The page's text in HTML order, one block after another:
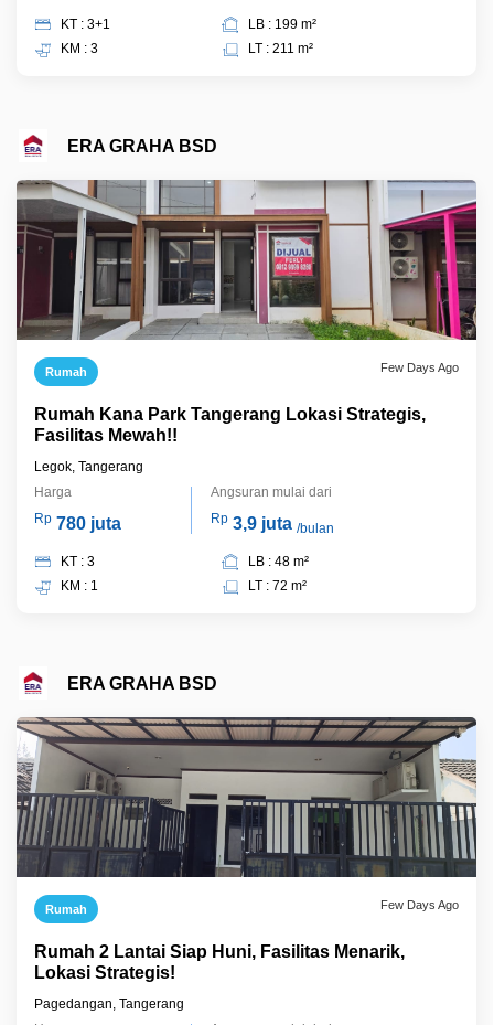
KT : 3+1
KM : 3
LB : 199 m²
LT : 211 m²
ERA GRAHA BSD
Rumah Few Days Ago
Rumah Kana Park Tangerang Lokasi Strategis,
Fasilitas Mewah!!
Legok, Tangerang
Harga
Rp 780 juta
Angsuran mulai dari
Rp 3,9 juta /bulan
KT : 3
KM : 1
LB : 48 m²
LT : 72 m²
ERA GRAHA BSD
Rumah Few Days Ago
Rumah 2 Lantai Siap Huni, Fasilitas Menarik,
Lokasi Strategis!
Pagedangan, Tangerang